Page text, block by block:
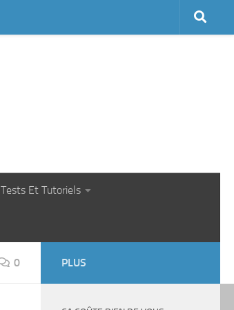
Tests Et Tutoriels
0 PLUS